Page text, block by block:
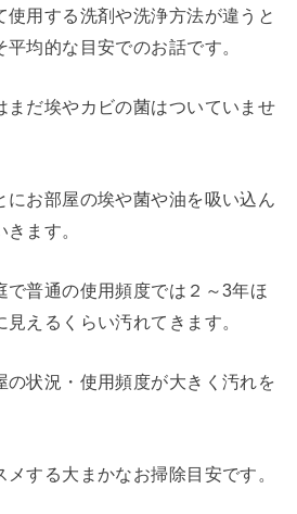
使用する洗剤や洗浄方法が違うと
均的な目安でのお話です。
まだ埃やカビの菌はついていませ
お部屋の埃や菌や油を吸い込ん
ます。
で普通の使用頻度では２～3年ほ
えるくらい汚れてきます。
の状況・使用頻度が大きく汚れを
する大まかなお掃除目安です。